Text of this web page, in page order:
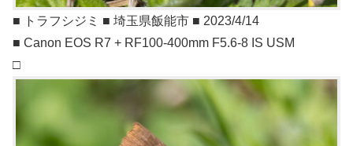
■ トラフシジミ ■ 埼玉県飯能市 ■ 2023/4/14
■ Canon EOS R7 + RF100-400mm F5.6-8 IS USM
□